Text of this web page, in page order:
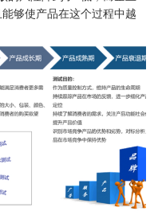
够使产品在这个过程中越